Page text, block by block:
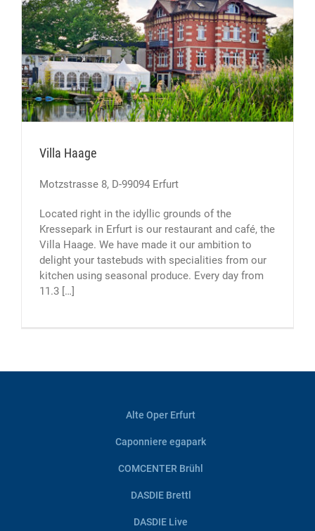
Villa Haage
Motzstrasse 8, D-99094 Erfurt
Located right in the idyllic grounds of the
Kressepark in Erfurt is our restaurant and café, the
Villa Haage. We have made it our ambition to
delight your tastebuds with specialities from our
kitchen using seasonal produce. Every day from
11.3 […]
Alte Oper Erfurt
Caponniere egapark
COMCENTER Brühl
DASDIE Brettl
DASDIE Live